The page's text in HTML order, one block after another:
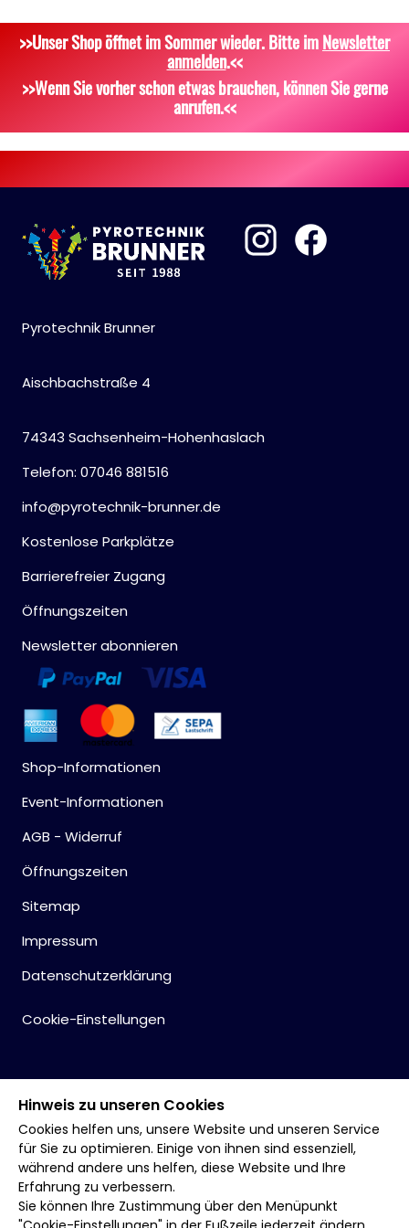
Scherzartikel
Zubehör
Attrappen
>>Unser Shop öffnet im Sommer wieder. Bitte imNewsletter
anmelden.<<
>>Wenn Sie vorher schon etwas brauchen, können Sie gerne
anrufen.<<
Pyrotechnik Brunner
Aischbachstraße 4
74343 Sachsenheim-Hohenhaslach
Telefon: 07046 881516
info@pyrotechnik-brunner.de
Kostenlose Parkplätze
Barrierefreier Zugang
Öffnungszeiten
Newsletter abonnieren
Shop-Informationen
Event-Informationen
AGB - Widerruf
Öffnungszeiten
Sitemap
Impressum
Datenschutzerklärung
Cookie-Einstellungen
Hinweis zu unseren Cookies
Cookies helfen uns, unsere Website und unseren Service
für Sie zu optimieren. Einige von ihnen sind essenziell,
während andere uns helfen, diese Website und Ihre
Erfahrung zu verbessern.
Sie können Ihre Zustimmung über den Menüpunkt